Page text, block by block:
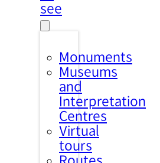
see
Monuments
Museums
and
Interpretation
Centres
Virtual
tours